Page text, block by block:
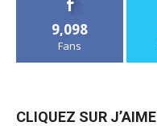
9,098
Fans
CLIQUEZ SUR J’AIME